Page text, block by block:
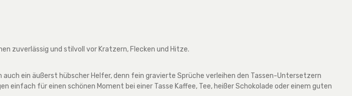
zuverlässig und stilvoll vor Kratzern, Flecken und Hitze.
ein äußerst hübscher Helfer, denn fein gravierte Sprüche verleihen den Tassen-Untersetzern
einfach für einen schönen Moment bei einer Tasse Kaffee, Tee, heißer Schokolade oder einem guten